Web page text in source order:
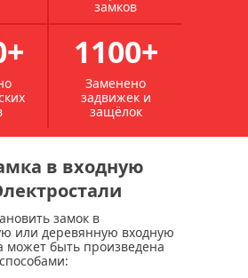
замков
1100+
Заменено
задвижек и
защёлок
в входную
замок в
или деревянную входную
может быть произведена